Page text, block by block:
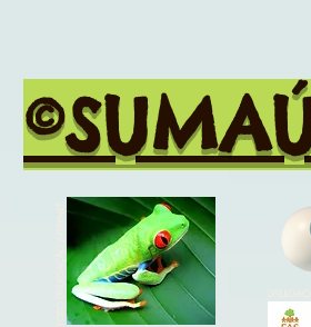
FOTO DIVULGAÇÃO INTERNET